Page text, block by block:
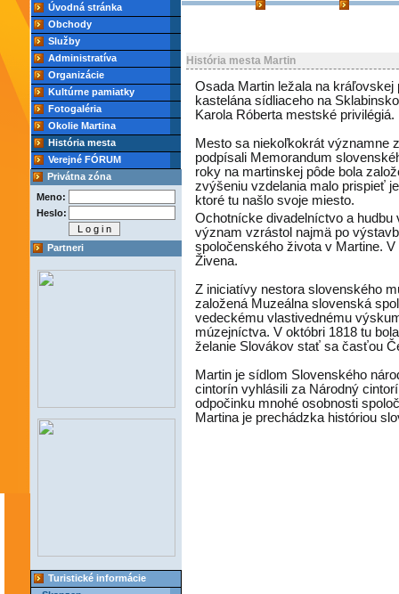
Úvodná stránka
Obchody
Služby
Administratíva
Organizácie
Kultúrne pamiatky
Fotogaléria
Okolie Martina
História mesta
Verejné FÓRUM
Privátna zóna
Meno:
Heslo:
Partneri
Turistické informácie
História mesta Martin
Osada Martin ležala na
kastelána sídliaceho na
Karola Róberta mestské privilégiá.
Mesto sa niekoľkokrát významne
podpísali Memorandum
roky na martinskej pôde bola
zvýšeniu vzdelania malo prispieť
ktoré tu našlo svoje miesto.
Ochotnícke divadelníctvo a
význam vzrástol najmä po
spoločenského života v Martine.
Živena.
Z iniciatívy nestora slovenského
založená Muzeálna slovenská
vedeckému vlastivednému
múzejníctva. V októbri 1818 tu
želanie Slovákov stať sa časťou
Martin je sídlom Slovenského
cintorín vyhlásili za Národný
odpočinku mnohé osobnosti
Martina je prechádzka históriou